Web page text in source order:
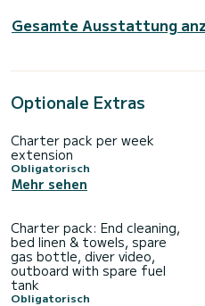
Gesamte Ausstattung
Optionale Extras
Charter pack per week
extension
Obligatorisch
Mehr sehen
Charter pack: End cleaning,
bed linen & towels, spare
gas bottle, diver video,
outboard with spare fuel
tank
Obligatorisch